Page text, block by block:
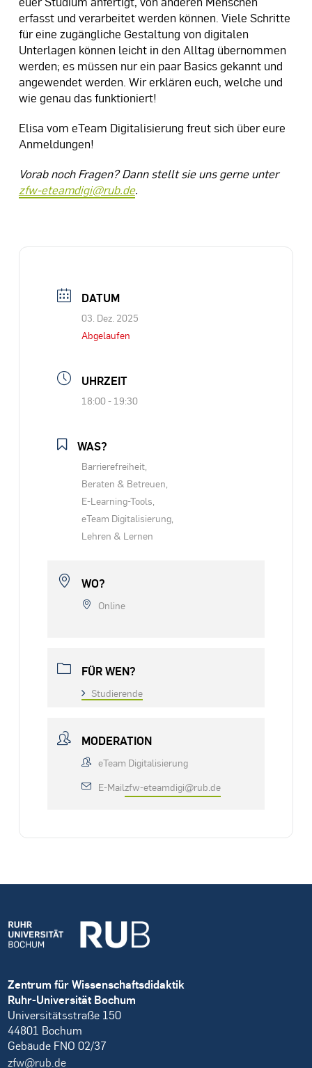
erfasst und verarbeitet werden können. Viele Schritte
für eine zugängliche Gestaltung von digitalen
Unterlagen können leicht in den Alltag übernommen
werden; es müssen nur ein paar Basics gekannt und
angewendet werden. Wir erklären euch, welche und
wie genau das funktioniert!
Elisa vom eTeam Digitalisierung freut sich über eure
Anmeldungen!
Vorab noch Fragen? Dann stellt sie uns gerne unter
zfw-eteamdigi@rub.de.
DATUM
03. Dez. 2025
Abgelaufen
UHRZEIT
18:00 - 19:30
WAS?
Barrierefreiheit,
Beraten & Betreuen,
E-Learning-Tools,
eTeam Digitalisierung,
Lehren & Lernen
WO?
Online
FÜR WEN?
Studierende
MODERATION
eTeam Digitalisierung
E-Mailzfw-eteamdigi@rub.de
Zentrum für Wissenschaftsdidaktik
Ruhr-Universität Bochum
Universitätsstraße 150
44801 Bochum
Gebäude FNO 02/37
zfw@rub.de